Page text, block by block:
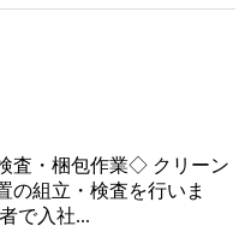
査・梱包作業◇ クリーン
の組立・検査を行いま
で入社...